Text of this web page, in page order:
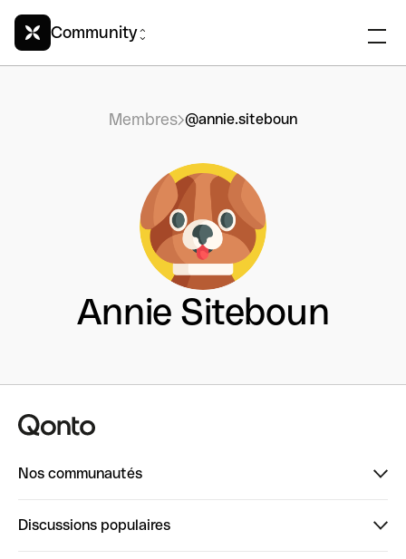
Community
Membres @annie.siteboun
Annie Siteboun
Nos communautés
Discussions populaires